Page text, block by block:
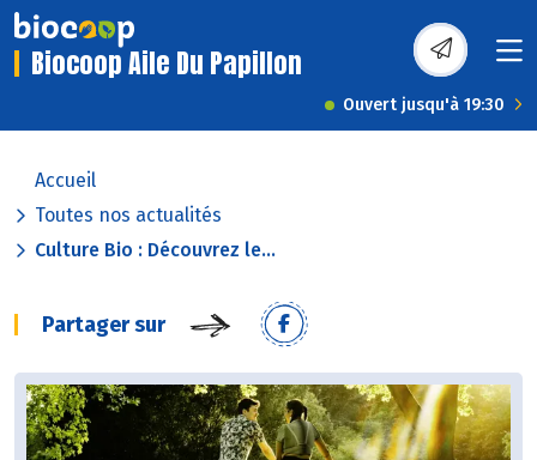
Biocoop Aile Du Papillon
Ouvert jusqu'à 19:30
Accueil
Toutes nos actualités
Culture Bio : Découvrez le...
Partager sur